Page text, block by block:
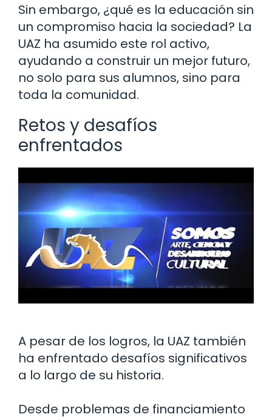
Sin embargo, ¿qué es la educación sin
un compromiso hacia la sociedad? La
UAZ ha asumido este rol activo,
ayudando a construir un mejor futuro,
no solo para sus alumnos, sino para
toda la comunidad.
Retos y desafíos
enfrentados
A pesar de los logros, la UAZ también
ha enfrentado desafíos significativos
a lo largo de su historia.
Desde problemas de financiamiento